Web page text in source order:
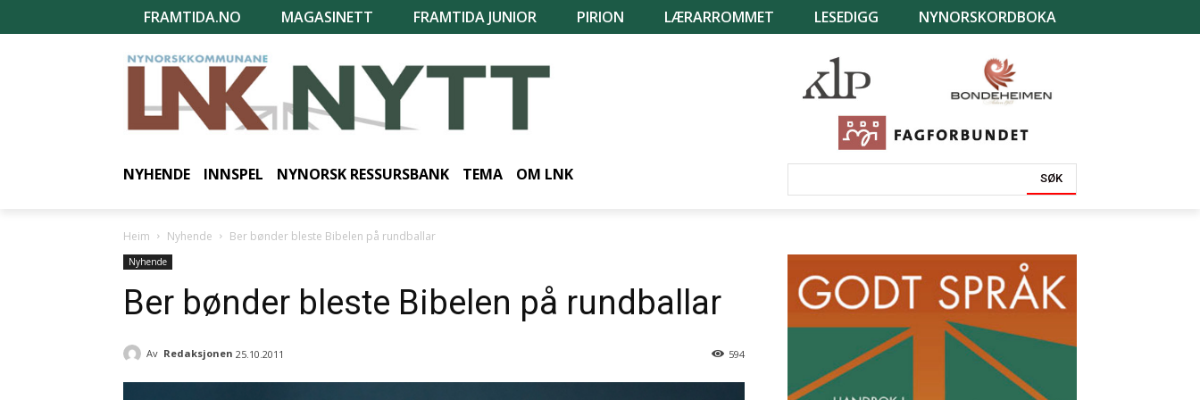
FRAMTIDA.NO MAGASINETT FRAMTIDA JUNIOR PIRION LÆRARROMMET LESEDIGG NYNORSKORDBOKA
NYHENDE INNSPEL NYNORSK RESSURSBANK TEMA OM LNK SØK
Heim Nyhende Ber bønder bleste Bibelen på rundballar
Nyhende
Ber bønder bleste Bibelen på rundballar
Av Redaksjonen 25.10.2011 594